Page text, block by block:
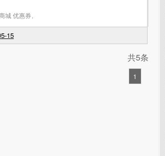
城 优惠券
15
共5条
1